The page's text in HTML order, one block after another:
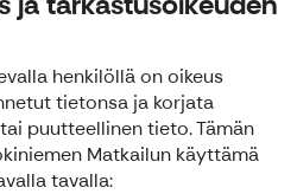
henkilöllä on oikeus
tietonsa ja korjata
puutteellinen tieto. Tämän
Matkailun käyttämä
tavalla: